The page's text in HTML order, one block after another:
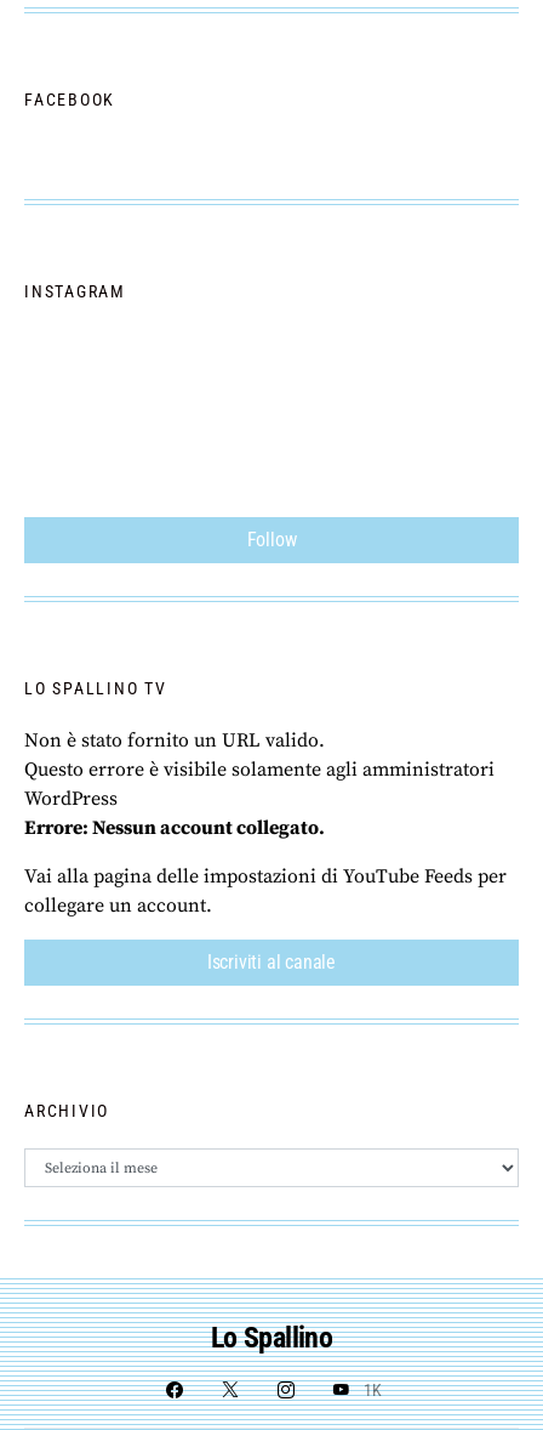
FACEBOOK
INSTAGRAM
Follow
LO SPALLINO TV
Non è stato fornito un URL valido.
Questo errore è visibile solamente agli amministratori
WordPress
Errore: Nessun account collegato.
Vai alla pagina delle impostazioni di YouTube Feeds per
collegare un account.
Iscriviti al canale
ARCHIVIO
Archivio
Lo Spallino
1K